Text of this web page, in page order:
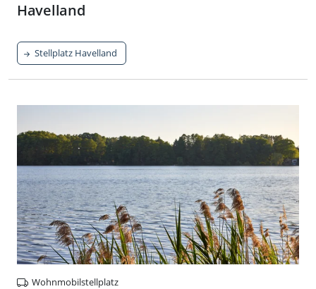
Havelland
Stellplatz Havelland
Wohnmobilstellplatz